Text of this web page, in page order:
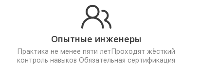
Опытные инженеры
Практика не менее пяти лет Проходят жёсткий
контроль навыков Обязательная сертификация